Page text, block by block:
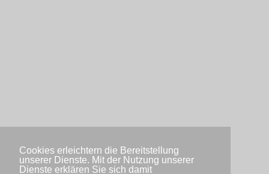
Cookies erleichtern die Bereitstellung
unserer Dienste. Mit der Nutzung unserer
Dienste erklären Sie sich damit